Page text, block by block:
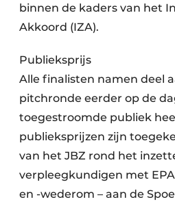
binnen de kaders van het
Akkoord (IZA).
Publieksprijs
Alle finalisten namen deel
pitchronde eerder op de
toegestroomde publiek
publieksprijzen zijn
van het JBZ rond het
verpleegkundigen met
en -wederom – aan de